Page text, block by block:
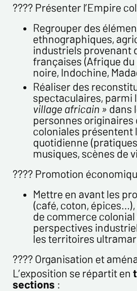
Lettres d'information de
* champs obligatoires
Envoyer
???? Présenter l’Empire
Regrouper des
ethnographiques,
industriels provenant
françaises (Afrique du
noire, Indochine,
Réaliser des
spectaculaires, parmi
village africain »dans
personnes originaires
coloniales présentent
quotidienne
musiques, scènes de
???? Promotion
Mettre en avant les
(café, coton,
de commerce colonial
perspectives
les territoires
????️ Organisation et
L’exposition se répartit en
sections :